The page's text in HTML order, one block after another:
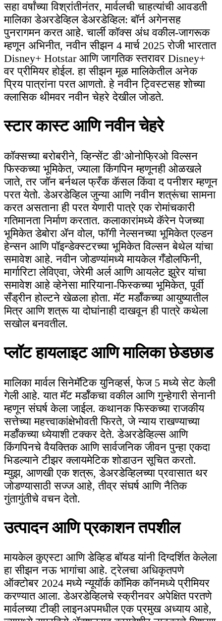
सहा वर्षांच्या विश्रांतीनंतर, मार्वलची चाहत्यांची आवडती
मालिका डेअरडेव्हिल डेअरडेव्हिल: बॉर्न अगेनसह
पुनरागमन करत आहे. चार्ली कॉक्स अंध वकील-जागरूक
म्हणून अभिनीत, नवीन सीझन 4 मार्च 2025 रोजी भारतात
Disney+ Hotstar आणि जागतिक स्तरावर Disney+
वर प्रीमियर होईल. हा सीझन मूळ मालिकेतील अनेक
प्रिय पात्रांना परत आणतो. हे नवीन ट्विस्टसह शोच्या
क्लासिक थीमवर नवीन चेहरे देखील जोडते.
स्टार कास्ट आणि नवीन चेहरे
कॉक्सच्या बरोबरीने, व्हिन्सेंट डी’ओनोफ्रिओ विल्सन
फिस्कच्या भूमिकेत, ज्याला किंगपिन म्हणूनही ओळखले
जाते, तर जॉन बर्नथल फ्रँक कॅसल किंवा द पनीशर म्हणून
परत येतो. डेअरडेव्हिल जुन्या आणि नवीन शत्रूंचा सामना
करत असताना ही परत येणारी पात्रे एक रोमांचकारी
गतिमानता निर्माण करतात. कलाकारांमध्ये कॅरेन पेजच्या
भूमिकेत डेबोरा ॲन वोल, फॉगी नेल्सनच्या भूमिकेत एल्डन
हेन्सन आणि पॉइन्डेक्स्टरच्या भूमिकेत विल्सन बेथेल यांचा
समावेश आहे. नवीन जोडण्यांमध्ये मायकेल गँडोलफिनी,
मार्गारिटा लेविएवा, जेरेमी अर्ल आणि आयलेट झुरेर यांचा
समावेश आहे व्हेनेसा मारियाना-फिस्कच्या भूमिकेत, पूर्वी
सँड्रीन होल्टने खेळला होता. मॅट मर्डॉकच्या आयुष्यातील
मित्र आणि शत्रू या दोघांनाही दाखवून ही पात्रे कथेला
सखोल बनवतील.
प्लॉट हायलाइट आणि मालिका छेडछाड
मालिका मार्वल सिनेमॅटिक युनिव्हर्स, फेज 5 मध्ये सेट केली
गेली आहे. यात मॅट मर्डॉकचा वकील आणि गुन्हेगारी सेनानी
म्हणून संघर्ष केला जाईल. कथानक फिस्कच्या राजकीय
सत्तेच्या महत्त्वाकांक्षेभोवती फिरते, जे न्याय राखण्याच्या
मर्डॉकच्या ध्येयाशी टक्कर देते. डेअरडेव्हिल्स आणि
किंगपिनचे वैयक्तिक आणि सार्वजनिक जीवन पुन्हा एकदा
भिडल्याने टीझर क्लायमेटिक शोडाउन सूचित करतो.
म्युझ, आणखी एक शत्रू, डेअरडेव्हिलच्या प्रवासात थर
जोडण्यासाठी सज्ज आहे, तीव्र संघर्ष आणि नैतिक
गुंतागुंतीचे वचन देतो.
उत्पादन आणि प्रकाशन तपशील
मायकेल कुएस्टा आणि डेव्हिड बॉयड यांनी दिग्दर्शित केलेला
हा सीझन नऊ भागांचा आहे. ट्रेलचा अधिकृतपणे
ऑक्टोबर 2024 मध्ये न्यूयॉर्क कॉमिक कॉनमध्ये प्रीमियर
करण्यात आला. डेअरडेव्हिलचे स्क्रीनवर अपेक्षित परतणे
मार्वलच्या टीव्ही लाइनअपमधील एक प्रमुख अध्याय आहे,